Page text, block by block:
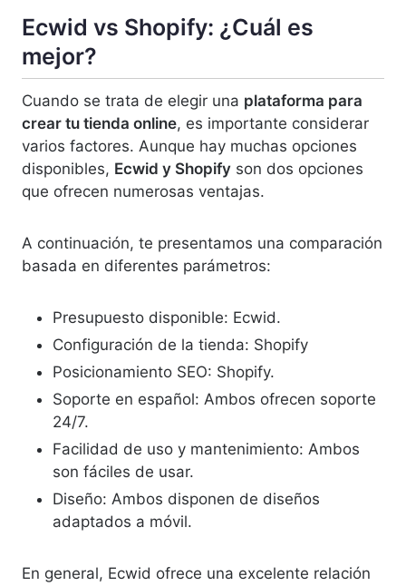
Ecwid vs Shopify: ¿Cuál es
mejor?
Cuando se trata de elegir una plataforma para
crear tu tienda online, es importante considerar
varios factores. Aunque hay muchas opciones
disponibles, Ecwid y Shopify son dos opciones
que ofrecen numerosas ventajas.
A continuación, te presentamos una comparación
basada en diferentes parámetros:
Presupuesto disponible: Ecwid.
Configuración de la tienda: Shopify
Posicionamiento SEO: Shopify.
Soporte en español: Ambos ofrecen soporte
24/7.
Facilidad de uso y mantenimiento: Ambos
son fáciles de usar.
Diseño: Ambos disponen de diseños
adaptados a móvil.
En general, Ecwid ofrece una excelente relación